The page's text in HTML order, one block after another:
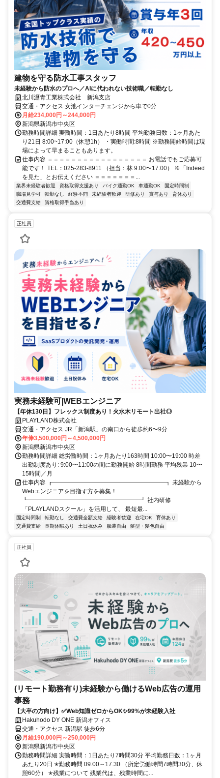
建物を守る防水工事スタッフ
未経験から防水のプロへ／AIに代われない技術職／転勤なし
北川瀝青工業株式会社 新潟支店
交通・アクセス 女池インターチェンジから車で0分
月給234,000円～244,000円
新潟県新潟市中央区
勤務時間詳細 実働時間：1日あたり8時間 平均勤務日数：1ヶ月あた
り21日 8:00~17:00（休憩1h） ・実働時間:8時間 ※勤務開始時間は現
場によって早まることもあります。
仕事内容 ＝＝＝＝＝＝＝＝＝＝＝＝＝＝＝＝＝ お電話でもご応募可
能です！ TEL：025-283-8911 （担当：林 9:00〜17:00） ※「Indeed
を見た」とお伝えください ＝＝＝＝＝＝＝...
業界未経験者歓迎 資格取得支援あり バイク通勤OK 車通勤OK
固定時間制
職場見学可
転勤なし 経験不問 未経験者歓迎 研修あり 賞与あり
育休あり
交通費支給
資格取得手当あり
正社員
実務未経験可|WEBエンジニア
【年休130日】フレックス制度あり！火水木リモート出社◎
PLAYLAND株式会社
交通・アクセス JR「新潟駅」の南口から徒歩約6〜9分
年俸3,500,000円～4,500,000円
新潟県新潟市中央区
勤務時間詳細 総労働時間：1ヶ月あたり163時間 10:00〜19:00 時差
出勤制度あり: 9:00〜11:00の間に勤務開始 8時間勤務 平均残業 10〜
15時間／月
仕事内容 ┏━━━━━━━━━━━━━━━━━━━┓ 未経験から
Webエンジニアを目指す方を募集！
┗━━━━━━━━━━━━━━━━━━━┛ 社内研修
「PLAYLANDスクール」を活用して、 最短最...
固定時間制 転勤なし 交通費全額支給 経験者歓迎 在宅OK
育休あり
交通費支給
長期休暇あり 土日祝休み 服装自由 髪型・髪色自由
正社員
(リモート勤務有り)未経験から働けるWeb広告の運用
事務
【大卒の方向け】✅Web知識ゼロからOK✨99%が未経験入社
Hakuhodo DY ONE 新潟オフィス
交通・アクセス 新潟駅 徒歩6分
月給190,000円～250,000円
新潟県新潟市中央区
勤務時間詳細 実働時間：1日あたり7時間30分 平均勤務日数：1ヶ月
あたり20日 ✭勤務時間 09:00～17:30 （所定労働時間7時間30分、休
憩60分） ✭残業について 残業代は、残業時間に...